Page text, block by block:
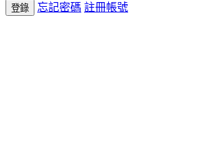
登錄 忘記密碼 註冊帳號